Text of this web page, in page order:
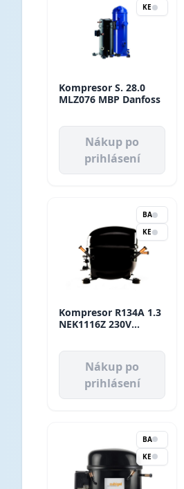
KE
Kompresor S. 28.0
MLZ076 MBP Danfoss
Nákup po
prihlásení
BA
KE
Kompresor R134A 1.3
NEK1116Z 230V
Nákup po
prihlásení
BA
KE